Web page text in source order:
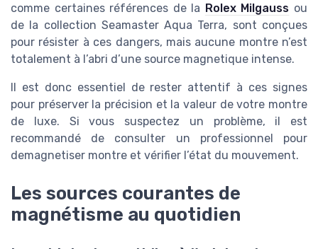
comme certaines références de la Rolex Milgauss ou
de la collection Seamaster Aqua Terra, sont conçues
pour résister à ces dangers, mais aucune montre n’est
totalement à l’abri d’une source magnetique intense.
Il est donc essentiel de rester attentif à ces signes
pour préserver la précision et la valeur de votre montre
de luxe. Si vous suspectez un problème, il est
recommandé de consulter un professionnel pour
demagnetiser montre et vérifier l’état du mouvement.
Les sources courantes de
magnétisme au quotidien